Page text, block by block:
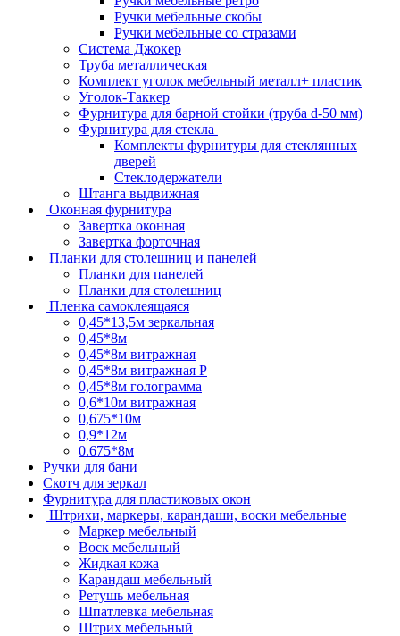
Ручки мебельные скобы
Ручки мебельные со стразами
Система Джокер
Труба металлическая
Комплект уголок мебельный металл+ пластик
Уголок-Таккер
Фурнитура для барной стойки (труба d-50 мм)
Фурнитура для стекла
Комплекты фурнитуры для стеклянных
дверей
Стеклодержатели
Штанга выдвижная
Оконная фурнитура
Завертка оконная
Завертка форточная
Планки для столешниц и панелей
Планки для панелей
Планки для столешниц
Пленка самоклеящаяся
0,45*13,5м зеркальная
0,45*8м
0,45*8м витражная
0,45*8м витражная Р
0,45*8м голограмма
0,6*10м витражная
0,675*10м
0,9*12м
0.675*8м
Ручки для бани
Скотч для зеркал
Фурнитура для пластиковых окон
Штрихи, маркеры, карандаши, воски мебельные
Маркер мебельный
Воск мебельный
Жидкая кожа
Карандаш мебельный
Ретушь мебельная
Шпатлевка мебельная
Штрих мебельный